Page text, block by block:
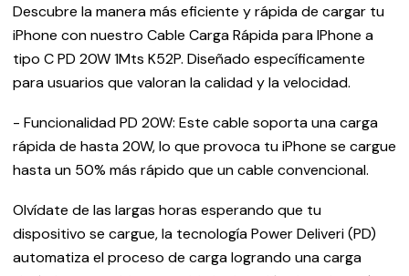
Descubre la manera más eficiente y rápida de cargar tu
iPhone con nuestro Cable Carga Rápida para IPhone a
tipo C PD 20W 1Mts K52P. Diseñado específicamente
para usuarios que valoran la calidad y la velocidad.
- Funcionalidad PD 20W: Este cable soporta una carga
rápida de hasta 20W, lo que provoca tu iPhone se cargue
hasta un 50% más rápido que un cable convencional.
Olvídate de las largas horas esperando que tu
dispositivo se cargue, la tecnología Power Deliveri (PD)
automatiza el proceso de carga logrando una carga